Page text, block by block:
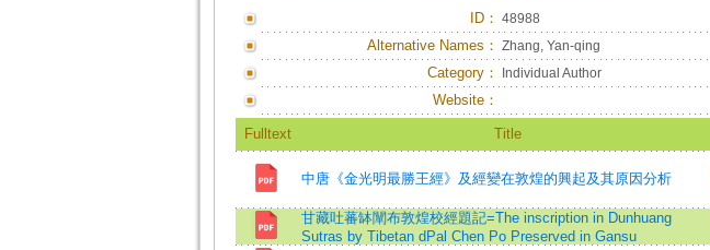
ID： 48988
Alternative Names： Zhang, Yan-qing
Category： Individual Author
Website：
Fulltext Title
中唐《金光明最勝王經》及經變在敦煌的興起及其原因分析
甘藏吐蕃缽闡布敦煌校經題記=The inscription in Dunhuang
Sutras by Tibetan dPal Chen Po Preserved in Gansu